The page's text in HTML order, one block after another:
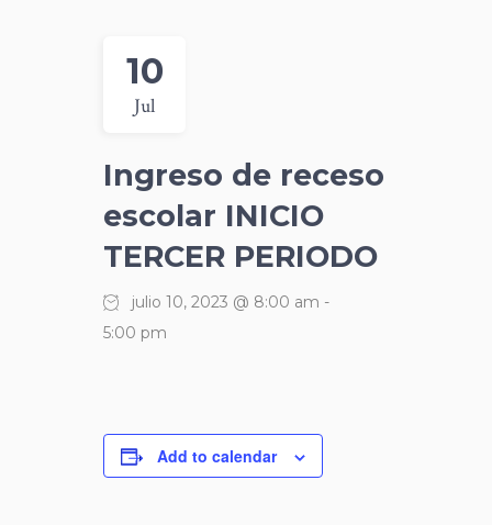
10
Jul
Ingreso de receso
escolar INICIO
TERCER PERIODO
julio 10, 2023 @ 8:00 am -
5:00 pm
Add to calendar